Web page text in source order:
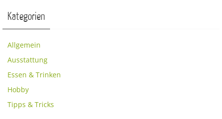
Kategorien
Allgemein
Ausstattung
Essen & Trinken
Hobby
Tipps & Tricks